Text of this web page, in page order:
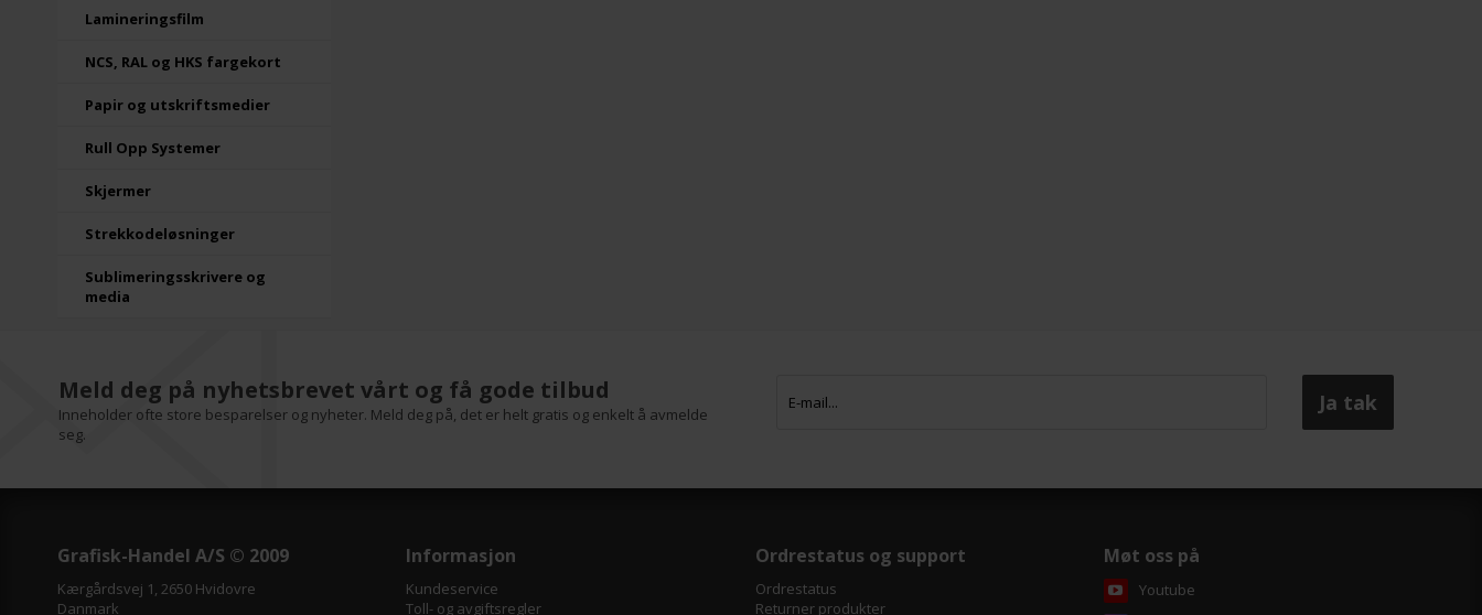
Lamineringsfilm
NCS, RAL og HKS fargekort
Papir og utskriftsmedier
Rull Opp Systemer
Skjermer
Strekkodeløsninger
Sublimeringsskrivere og
media
Meld deg på nyhetsbrevet vårt og få gode tilbud
Inneholder ofte store besparelser og nyheter. Meld deg på, det er helt gratis og enkelt å avmelde
seg.
Grafisk-Handel A/S © 2009
Kærgårdsvej 1, 2650 Hvidovre
Danmark
Informasjon
Kundeservice
Toll- og avgiftsregler
Ordrestatus og support
Ordrestatus
Returner produkter
Møt oss på
Youtube